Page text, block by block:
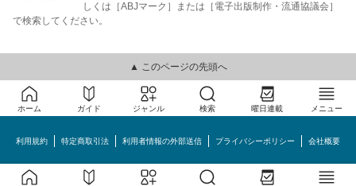
しくは［ABJマーク］または［電子出版制作・流通協議会］
で検索してください。
▲ このページの先頭へ
ホーム ガイド ジャンル 検索 曜日連載 メニュー
利用規約 特定商取引法 利用者情報の外部送信 プライバシーポリシー 会社概要
めちゃコミック©MechaComic, Inc.